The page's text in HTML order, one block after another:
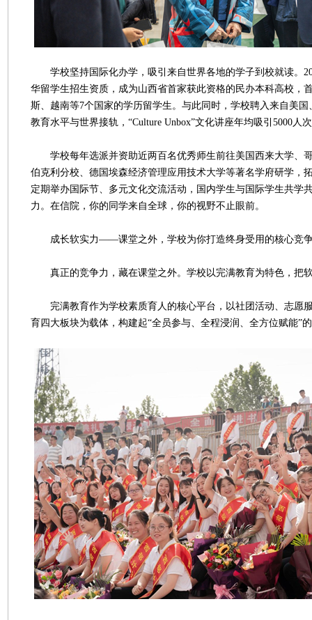
学校坚持国际化办学，吸引来自世界各地的学子到校就读。
华留学生招生资质，成为山西省首家获此资格的民办本科高校，
斯、越南等7个国家的学历留学生。与此同时，学校聘入来自美
教育水平与世界接轨，“Culture Unbox”文化讲座年均吸引5000人
学校每年选派并资助近两百名优秀师生前往美国西来大学、
伯克利分校、德国埃森经济管理应用技术大学等著名学府研学，
定期举办国际节、多元文化交流活动，国内学生与国际学生共学
力。在信院，你的同学来自全球，你的视野不止眼前。
成长软实力——课堂之外，学校为你打造终身受用的核心竞
真正的竞争力，藏在课堂之外。学校以完满教育为特色，把
完满教育作为学校素质育人的核心平台，以社团活动、志愿
育四大板块为载体，构建起“全员参与、全程浸润、全方位赋能”